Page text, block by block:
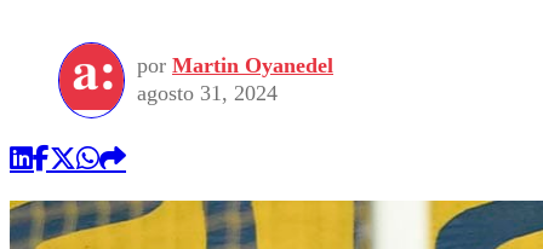
por Martin Oyanedel
agosto 31, 2024